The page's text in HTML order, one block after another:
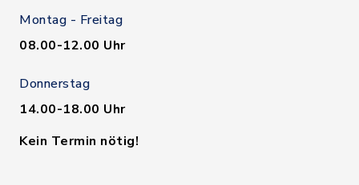
Montag - Freitag
08.00-12.00 Uhr
Donnerstag
14.00-18.00 Uhr
Kein Termin nötig!